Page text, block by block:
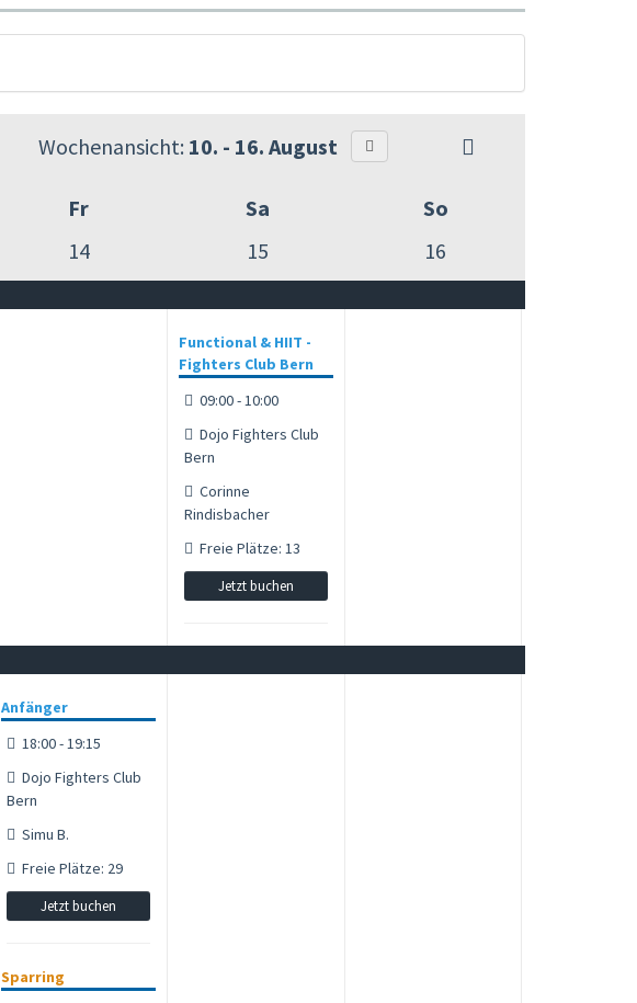
Wochenansicht: 10. - 16. August
Fr
14
Sa
15
So
16
Functional & HIIT -
Fighters Club Bern
09:00 - 10:00
Dojo Fighters Club
Bern
Corinne
Rindisbacher
Freie Plätze: 13
Jetzt buchen
Anfänger
18:00 - 19:15
Dojo Fighters Club
Bern
Simu B.
Freie Plätze: 29
Jetzt buchen
Sparring